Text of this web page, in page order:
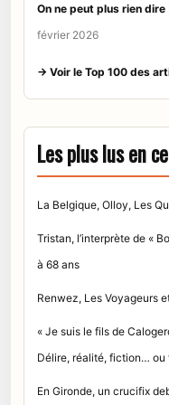
On ne peut plus rien
février 2026
→ Voir le Top 100 des
Les plus lus en
La Belgique, Olloy, Les
Tristan, l’interprète de «
à 68 ans
Renwez, Les Voyageurs
« Je suis le fils de
Délire, réalité, fiction… ou
En Gironde, un crucifix